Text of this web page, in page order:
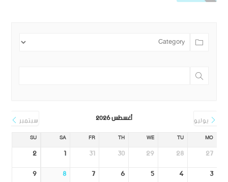
يوليو أغسطس 2026 سبتمبر
MO
TU
WE
TH
FR
SA
SU
27
28
29
30
31
1
2
3
4
5
6
7
8
9